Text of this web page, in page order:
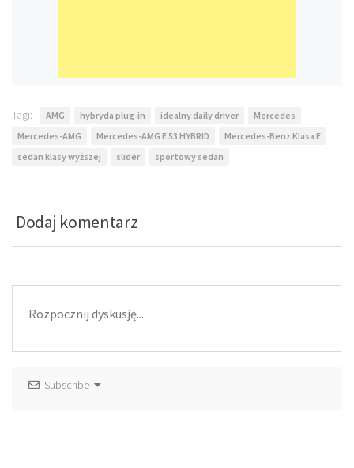
Tagi: AMG hybryda plug-in idealny daily driver
Mercedes
Mercedes-AMG
Mercedes-AMG E 53 HYBRID
Mercedes-Benz Klasa E
sedan klasy wyższej
slider sportowy sedan
Dodaj komentarz
Subscribe